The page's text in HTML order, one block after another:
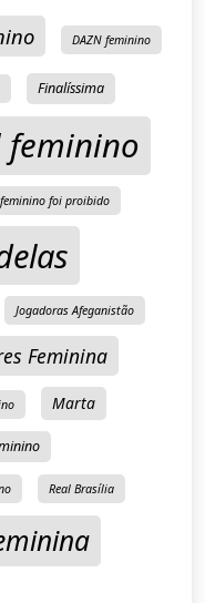
DAZN feminino
Finalíssima
foi proibido
Jogadoras Afeganistão
Feminina
Marta
Real Brasília